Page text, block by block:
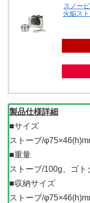
スノー
火焔ス
製品仕様詳細
■サイズ
ストーブ/
■重量
ストーブ/100g、ゴ
■収納サイズ
ストーブ/